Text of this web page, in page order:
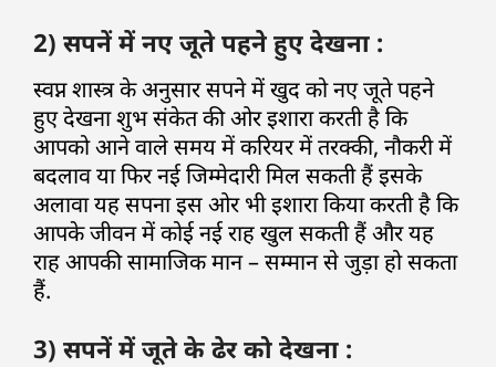
2) सपनें में नए जूते पहने हुए देखना :
स्वप्न शास्त्र के अनुसार सपने में खुद को नए जूते पहने
हुए देखना शुभ संकेत की ओर इशारा करती है कि
आपको आने वाले समय में करियर में तरक्की, नौकरी में
बदलाव या फिर नई जिम्मेदारी मिल सकती हैं इसके
अलावा यह सपना इस ओर भी इशारा किया करती है कि
आपके जीवन में कोई नई राह खुल सकती हैं और यह
राह आपकी सामाजिक मान – सम्मान से जुड़ा हो सकता
हैं.
3) सपनें में जूते के ढेर को देखना :